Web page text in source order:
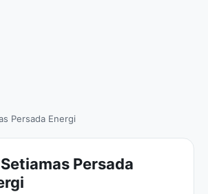
Persada Energi
Persada